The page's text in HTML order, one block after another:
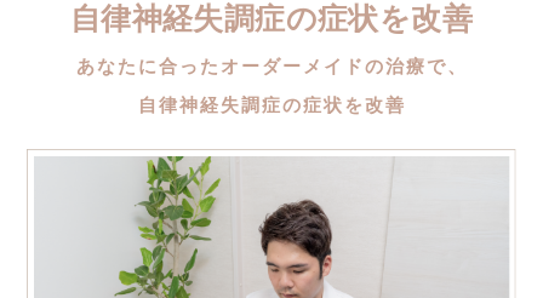
自律神経失調症の症状を改善
あなたに合ったオーダーメイドの治療で、
自律神経失調症の症状を改善